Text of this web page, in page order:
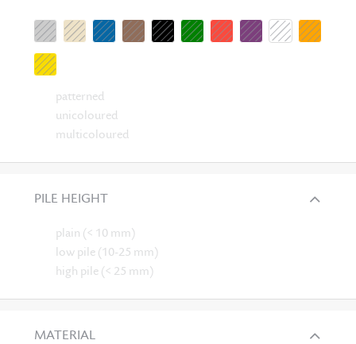
patterned
unicoloured
multicoloured
PILE HEIGHT
plain (< 10 mm)
low pile (10-25 mm)
high pile (< 25 mm)
MATERIAL